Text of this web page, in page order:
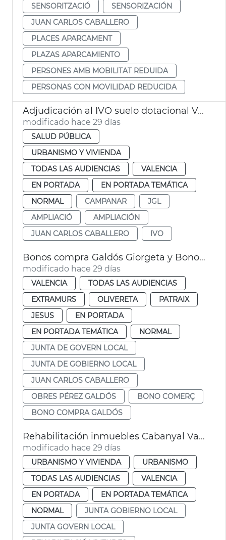
SENSORITZACIÓ
SENSORIZACIÓN
JUAN CARLOS CABALLERO
PLACES APARCAMENT
PLAZAS APARCAMIENTO
PERSONES AMB MOBILITAT REDUIDA
PERSONAS CON MOVILIDAD REDUCIDA
Adjudicación al IVO suelo dotacional València
modificado hace 29 días
SALUD PÚBLICA
URBANISMO Y VIVIENDA
TODAS LAS AUDIENCIAS
VALENCIA
EN PORTADA
EN PORTADA TEMÁTICA
NORMAL
CAMPANAR
JGL
AMPLIACIÓ
AMPLIACIÓN
JUAN CARLOS CABALLERO
IVO
Bonos compra Galdós Giorgeta y Bonos Comercio València 2026
modificado hace 29 días
VALENCIA
TODAS LAS AUDIENCIAS
EXTRAMURS
OLIVERETA
PATRAIX
JESUS
EN PORTADA
EN PORTADA TEMÁTICA
NORMAL
JUNTA DE GOVERN LOCAL
JUNTA DE GOBIERNO LOCAL
JUAN CARLOS CABALLERO
OBRES PÉREZ GALDÓS
BONO COMERÇ
BONO COMPRA GALDÓS
Rehabilitación inmuebles Cabanyal València
modificado hace 29 días
URBANISMO Y VIVIENDA
URBANISMO
TODAS LAS AUDIENCIAS
VALENCIA
EN PORTADA
EN PORTADA TEMÁTICA
NORMAL
JUNTA GOBIERNO LOCAL
JUNTA GOVERN LOCAL